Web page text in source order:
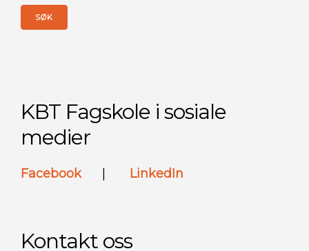
KBT Fagskole i sosiale
medier
Facebook LinkedIn
Kontakt oss